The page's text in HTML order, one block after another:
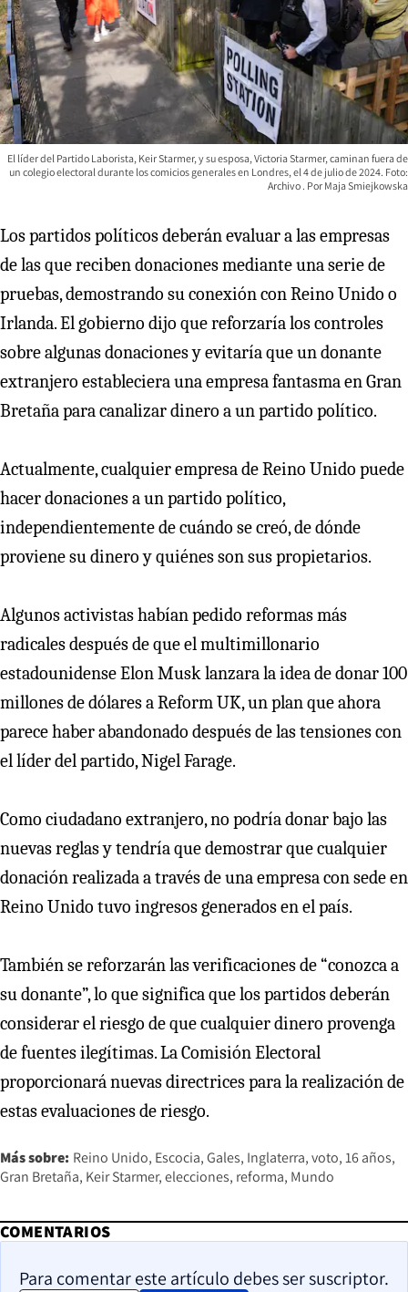
El líder del Partido Laborista, Keir Starmer, y su esposa, Victoria Starmer, caminan fuera de
un colegio electoral durante los comicios generales en Londres, el 4 de julio de 2024. Foto:
Archivo
Maja Smiejkowska
Los partidos políticos deberán evaluar a las empresas
de las que reciben donaciones mediante una serie de
pruebas, demostrando su conexión con Reino Unido o
Irlanda. El gobierno dijo que reforzaría los controles
sobre algunas donaciones y evitaría que un donante
extranjero estableciera una empresa fantasma en Gran
Bretaña para canalizar dinero a un partido político.
Actualmente, cualquier empresa de Reino Unido puede
hacer donaciones a un partido político,
independientemente de cuándo se creó, de dónde
proviene su dinero y quiénes son sus propietarios.
Algunos activistas habían pedido reformas más
radicales después de que el multimillonario
estadounidense Elon Musk lanzara la idea de donar 100
millones de dólares a Reform UK, un plan que ahora
parece haber abandonado después de las tensiones con
el líder del partido, Nigel Farage.
Como ciudadano extranjero, no podría donar bajo las
nuevas reglas y tendría que demostrar que cualquier
donación realizada a través de una empresa con sede en
Reino Unido tuvo ingresos generados en el país.
También se reforzarán las verificaciones de “conozca a
su donante”, lo que significa que los partidos deberán
considerar el riesgo de que cualquier dinero provenga
de fuentes ilegítimas. La Comisión Electoral
proporcionará nuevas directrices para la realización de
estas evaluaciones de riesgo.
Más sobre: Reino Unido Escocia Gales Inglaterra voto 16 años
Gran Bretaña Keir Starmer elecciones reforma Mundo
COMENTARIOS
Para comentar este artículo debes ser suscriptor.